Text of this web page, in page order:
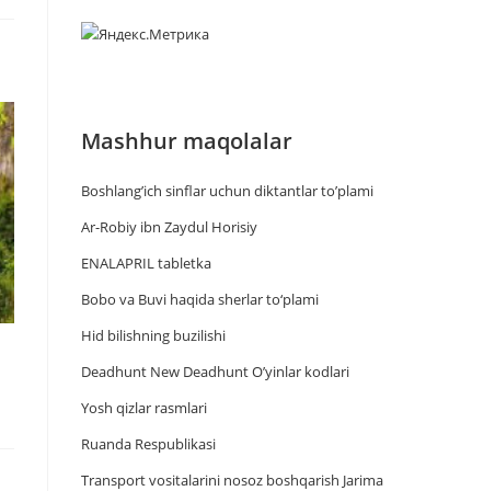
Mashhur maqolalar
Boshlang’ich sinflar uchun diktantlar to’plami
Ar-Robiy ibn Zaydul Horisiy
ENALAPRIL tabletka
Bobo va Buvi haqida sherlar to‘plami
Hid bilishning buzilishi
Deadhunt New Deadhunt O’yinlar kodlari
Yosh qizlar rasmlari
Ruanda Respublikasi
Trаnsport vositаlаrini nosoz boshqаrish Jаrimа